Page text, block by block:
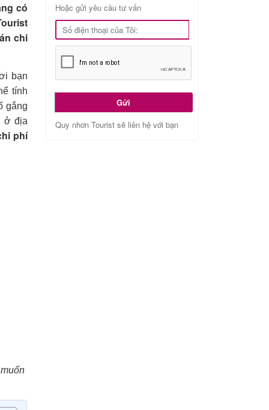
có
chi
bạn
tính
gắng
ở địa
phí
Hoặc gửi yêu cầu tư vấn
Gửi
Quy nhơn Tourist sẽ liên hệ với bạn